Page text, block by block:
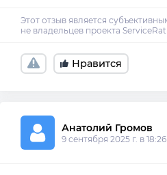
Нравится
Анатолий Громов
9 сентября 2025 г. в 18:26